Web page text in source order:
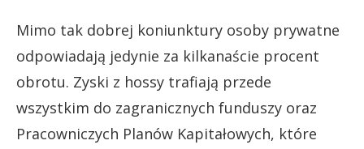
Mimo tak dobrej koniunktury osoby prywatne
odpowiadają jedynie za kilkanaście procent
obrotu. Zyski z hossy trafiają przede
wszystkim do zagranicznych funduszy oraz
Pracowniczych Planów Kapitałowych, które